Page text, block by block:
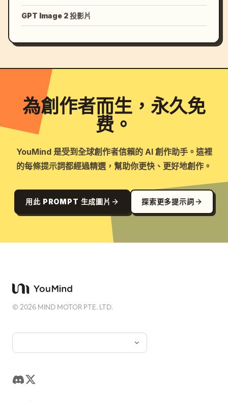
GPT Image 2 投影片
為創作者而生，永久免
费。
YouMind 是受到全球創作者信賴的 AI 創作助手。這裡
的每條提示詞都經過精選，幫助你更快、更好地創作。
用此 PROMPT 生成圖片 探索更多提示詞
©2026 MIND MOTOR PTE. LTD.